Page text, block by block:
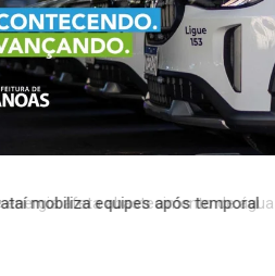
mobiliza equipes após temporal
de